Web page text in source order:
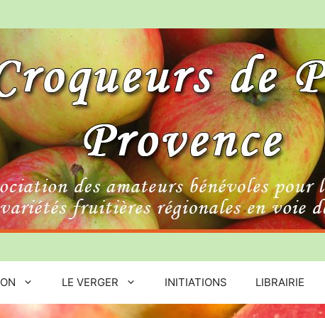
LE VERGER INITIATIONS LIBRAIRIE